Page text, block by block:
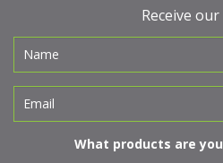
Receive our
What products are